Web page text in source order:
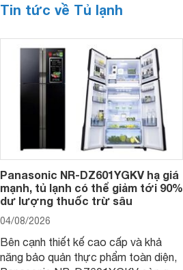
Tin tức về Tủ lạnh
Panasonic NR-DZ601YGKV hạ giá
mạnh, tủ lạnh có thể giảm tới 90%
dư lượng thuốc trừ sâu
04/08/2026
Bên cạnh thiết kế cao cấp và khả
năng bảo quản thực phẩm toàn diện,